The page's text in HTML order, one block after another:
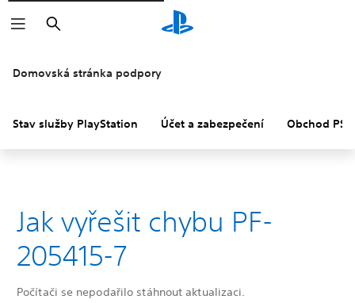
Vyhledat
Domovská stránka podpory
Stav služby PlayStation Účet a zabezpečení Obchod PS
Jak vyřešit chybu PF-
205415-7
Počítači se nepodařilo stáhnout aktualizaci.